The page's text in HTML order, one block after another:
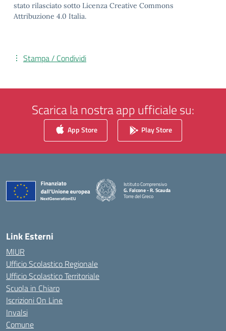
stato rilasciato sotto Licenza Creative Commons
Attribuzione 4.0 Italia.
Stampa / Condividi
Scarica la nostra app ufficiale su:
App Store Play Store
Istituto Comprensivo
G. Falcone - R. Scauda
Torre del Greco
Link Esterni
MIUR
Ufficio Scolastico Regionale
Ufficio Scolastico Territoriale
Scuola in Chiaro
Iscrizioni On Line
Invalsi
Comune